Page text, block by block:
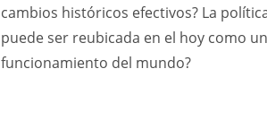
cambios históricos efectivos? La
puede ser reubicada en el hoy como
funcionamiento del mundo?